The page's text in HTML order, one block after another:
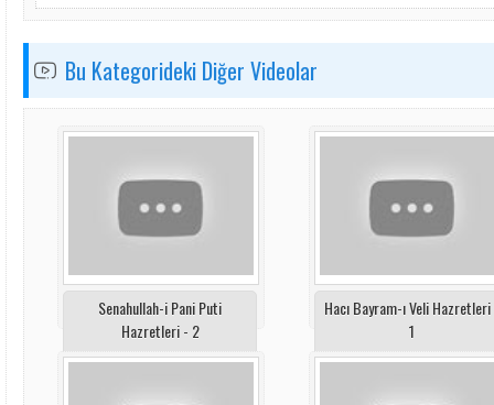
Bu Kategorideki Diğer Videolar
Senahullah-i Pani Puti
Hazretleri - 2
Hacı Bayram-ı Veli
1